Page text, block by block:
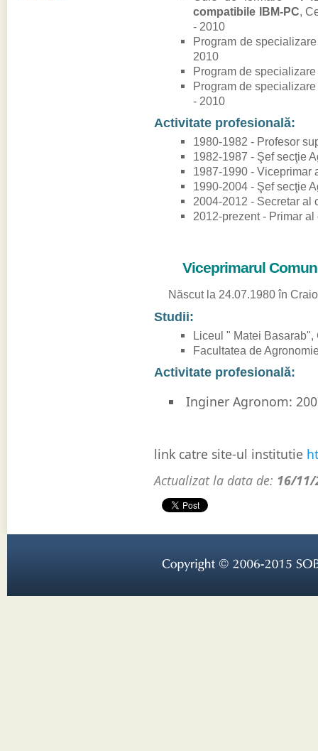
compatibile IBM-PC,
- 2010
Program de
2010
Program de
Program de
- 2010
Activitate profesională:
1980-1982 - Profesor
1982-1987 - Şef secţie
1987-1990 - Viceprimar
1990-2004 - Şef secţie
2004-2012 - Secretar al
2012-prezent - Primar
Viceprimarul
Născut la 24.07.1980 în
Studii:
Liceul " Matei
Facultatea de
Activitate profesională:
Inginer Agronom:
link catre site-ul institutie
Actualizat la data de: 16/11/
Copyright © 2006-2015